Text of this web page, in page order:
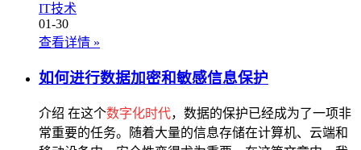
IT技术
01-30
查看详情 »
如何进行数据加密和敏感信息保护
介绍 在这个数字化时代，数据的保护已经成为了一项非
常重要的任务。随着大量的信息存储在计算机、云端和